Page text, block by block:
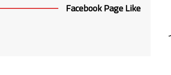
Facebook Page Like